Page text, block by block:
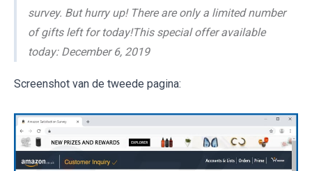
survey. But hurry up! There are only a limited number
of gifts left for today!This special offer available
today: December 6, 2019
Screenshot van de tweede pagina: